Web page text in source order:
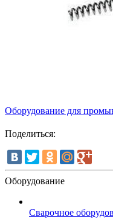
Оборудование для
Поделиться:
Оборудование
Сварочное